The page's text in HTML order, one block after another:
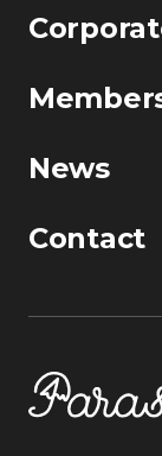
News
Contact